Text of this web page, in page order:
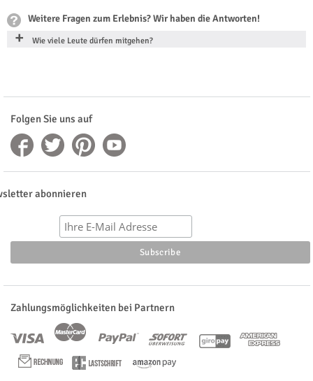
Weitere Fragen zum Erlebnis? Wir haben die Antworten!
Wie viele Leute dürfen mitgehen?
Folgen Sie uns auf
abonnieren
Zahlungsmöglichkeiten bei Partnern